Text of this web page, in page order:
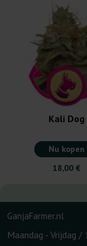
Kali Dog
Nu kopen
18,00 €
GanjaFarmer.nl
Maandag - Vrijdag